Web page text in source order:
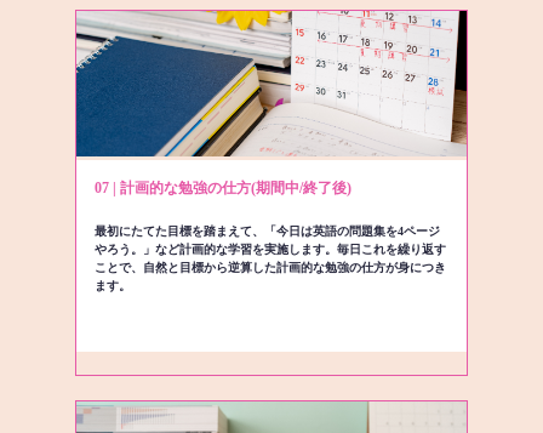
07 | 計画的な勉強の仕方(期間中/終了後)
最初にたてた目標を踏まえて、「今日は英語の問題集を4ページ
やろう。」など計画的な学習を実施します。毎日これを繰り返す
ことで、自然と目標から逆算した計画的な勉強の仕方が身につき
ます。